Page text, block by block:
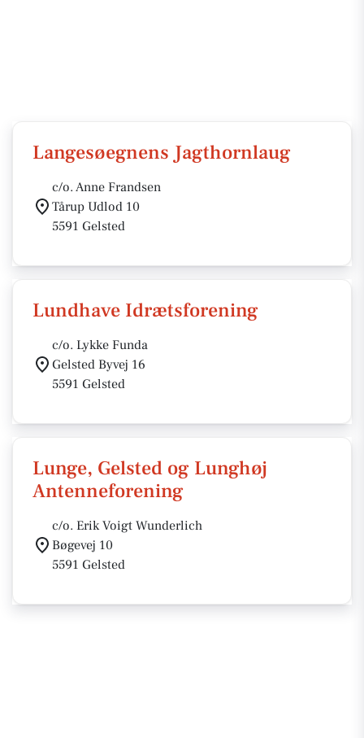
Langesøegnens Jagthornlaug
c/o. Anne Frandsen
Tårup Udlod 10
5591 Gelsted
Lundhave Idrætsforening
c/o. Lykke Funda
Gelsted Byvej 16
5591 Gelsted
Lunge, Gelsted og Lunghøj
Antenneforening
c/o. Erik Voigt Wunderlich
Bøgevej 10
5591 Gelsted